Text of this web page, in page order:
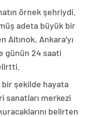
örnek şehriydi.
adeta büyük bir
Altınok, Ankara’yı
günün 24 saati
bir şekilde hayata
sanatları merkezi
belirten